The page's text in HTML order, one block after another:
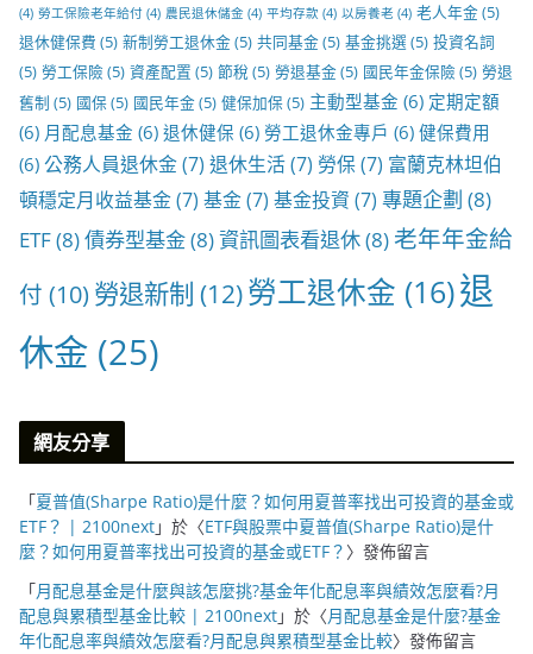
(4) 勞工保險老年給付 (4) 農民退休儲金 (4) 平均存款 (4) 以房養老 (4) 老人年金(5)
退休健保費 (5) 新制勞工退休金(5) 共同基金(5) 基金挑選 (5) 投資名詞
(5) 勞工保險 (5) 資產配置 (5) 節稅 (5) 勞退基金(5) 國民年金保險 (5) 勞退
舊制 (5) 國保(5) 國民年金(5) 健保加保(5) 主動型基金 (6) 定期定額
(6) 月配息基金 (6) 退休健保 (6) 勞工退休金專戶 (6) 健保費用
(6) 公務人員退休金(7) 退休生活(7) 勞保(7) 富蘭克林坦伯
頓穩定月收益基金(7) 基金(7) 基金投資 (7) 專題企劃 (8)
ETF(8)債券型基金(8)資訊圖表看退休(8)老年年金給
付 (10) 勞退新制 (12)勞工退休金 (16)退
休金 (25)
網友分享
「夏普值(Sharpe Ratio)是什麼？如何用夏普率找出可投資的基金或
ETF？ | 2100next」於〈ETF與股票中夏普值(Sharpe Ratio)是什
麼？如何用夏普率找出可投資的基金或ETF？ 〉發佈留言
「月配息基金是什麼與該怎麼挑?基金年化配息率與績效怎麼看?月
配息與累積型基金比較 | 2100next」於〈月配息基金是什麼?基金
年化配息率與績效怎麼看?月配息與累積型基金比較〉發佈留言